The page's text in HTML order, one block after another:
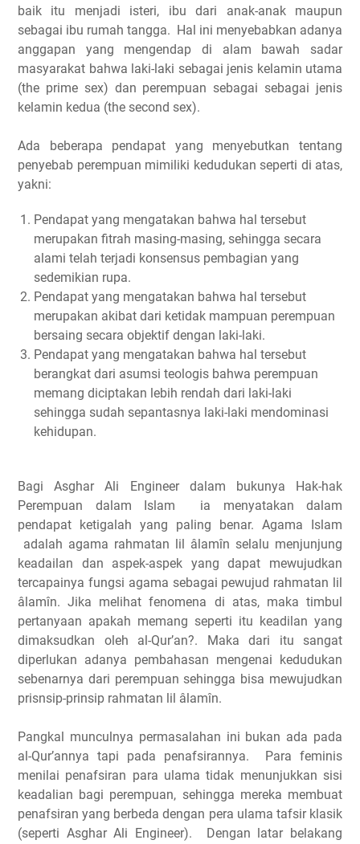
baik itu menjadi isteri, ibu dari anak-anak maupun
sebagai ibu rumah tangga. Hal ini menyebabkan adanya
anggapan yang mengendap di alam bawah sadar
masyarakat bahwa laki-laki sebagai jenis kelamin utama
(the prime sex) dan perempuan sebagai sebagai jenis
kelamin kedua (the second sex).
Ada beberapa pendapat yang menyebutkan tentang
penyebab perempuan mimiliki kedudukan seperti di atas,
yakni:
Pendapat yang mengatakan bahwa hal tersebut
merupakan fitrah masing-masing, sehingga secara
alami telah terjadi konsensus pembagian yang
sedemikian rupa.
Pendapat yang mengatakan bahwa hal tersebut
merupakan akibat dari ketidak mampuan perempuan
bersaing secara objektif dengan laki-laki.
Pendapat yang mengatakan bahwa hal tersebut
berangkat dari asumsi teologis bahwa perempuan
memang diciptakan lebih rendah dari laki-laki
sehingga sudah sepantasnya laki-laki mendominasi
kehidupan.
Bagi Asghar Ali Engineer dalam bukunya Hak-hak
Perempuan dalam Islam ia menyatakan dalam
pendapat ketigalah yang paling benar. Agama Islam
adalah agama rahmatan lil âlamîn selalu menjunjung
keadailan dan aspek-aspek yang dapat mewujudkan
tercapainya fungsi agama sebagai pewujud rahmatan lil
âlamîn. Jika melihat fenomena di atas, maka timbul
pertanyaan apakah memang seperti itu keadilan yang
dimaksudkan oleh al-Qur’an?. Maka dari itu sangat
diperlukan adanya pembahasan mengenai kedudukan
sebenarnya dari perempuan sehingga bisa mewujudkan
prisnsip-prinsip rahmatan lil âlamîn.
Pangkal munculnya permasalahan ini bukan ada pada
al-Qur’annya tapi pada penafsirannya. Para feminis
menilai penafsiran para ulama tidak menunjukkan sisi
keadalian bagi perempuan, sehingga mereka membuat
penafsiran yang berbeda dengan pera ulama tafsir klasik
(seperti Asghar Ali Engineer). Dengan latar belakang